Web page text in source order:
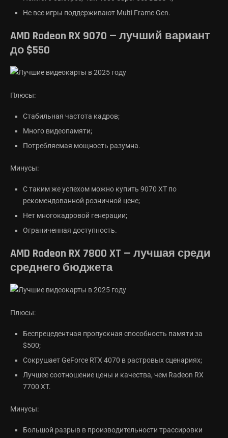
Не все игры поддерживают Multi Frame Gen.
AMD Radeon RX 9070 — лучший вариант
до $550
Плюсы:
Стабильная частота кадров;
Много видеопамяти;
Потребляемая мощность разумна.
Минусы:
С таким же успехом можно купить 9070 XT по
рекомендованной розничной цене;
Нет многокадровой генерации;
Ограниченная доступность.
AMD Radeon RX 7800 XT — лучшая среди
среднего бюджета
Плюсы:
Беспрецедентная пропускная способность памяти за
$500;
Сокрушает GeForce RTX 4070 в растровых сценариях;
Лучшее соотношение цены и качества, чем Radeon RX
7700 XT.
Минусы:
Большой разрыв в производительности трассировки